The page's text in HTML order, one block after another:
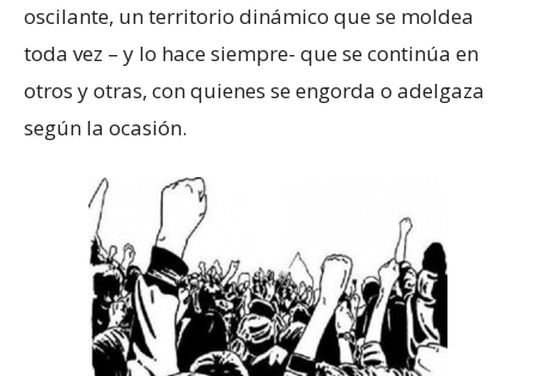
oscilante, un territorio dinámico que se moldea
toda vez – y lo hace siempre- que se continúa en
otros y otras, con quienes se engorda o adelgaza
según la ocasión.